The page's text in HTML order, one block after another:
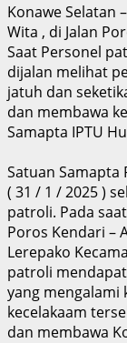
Konawe Selatan
Wita , di Jalan
Saat Personel
dijalan melihat
jatuh dan
dan membawa
Samapta IPTU
Satuan Samapta
( 31 / 1 / 2025 )
patroli. Pada
Poros Kendari –
Lerepako
patroli
yang mengalami
kecelakaam
dan membawa